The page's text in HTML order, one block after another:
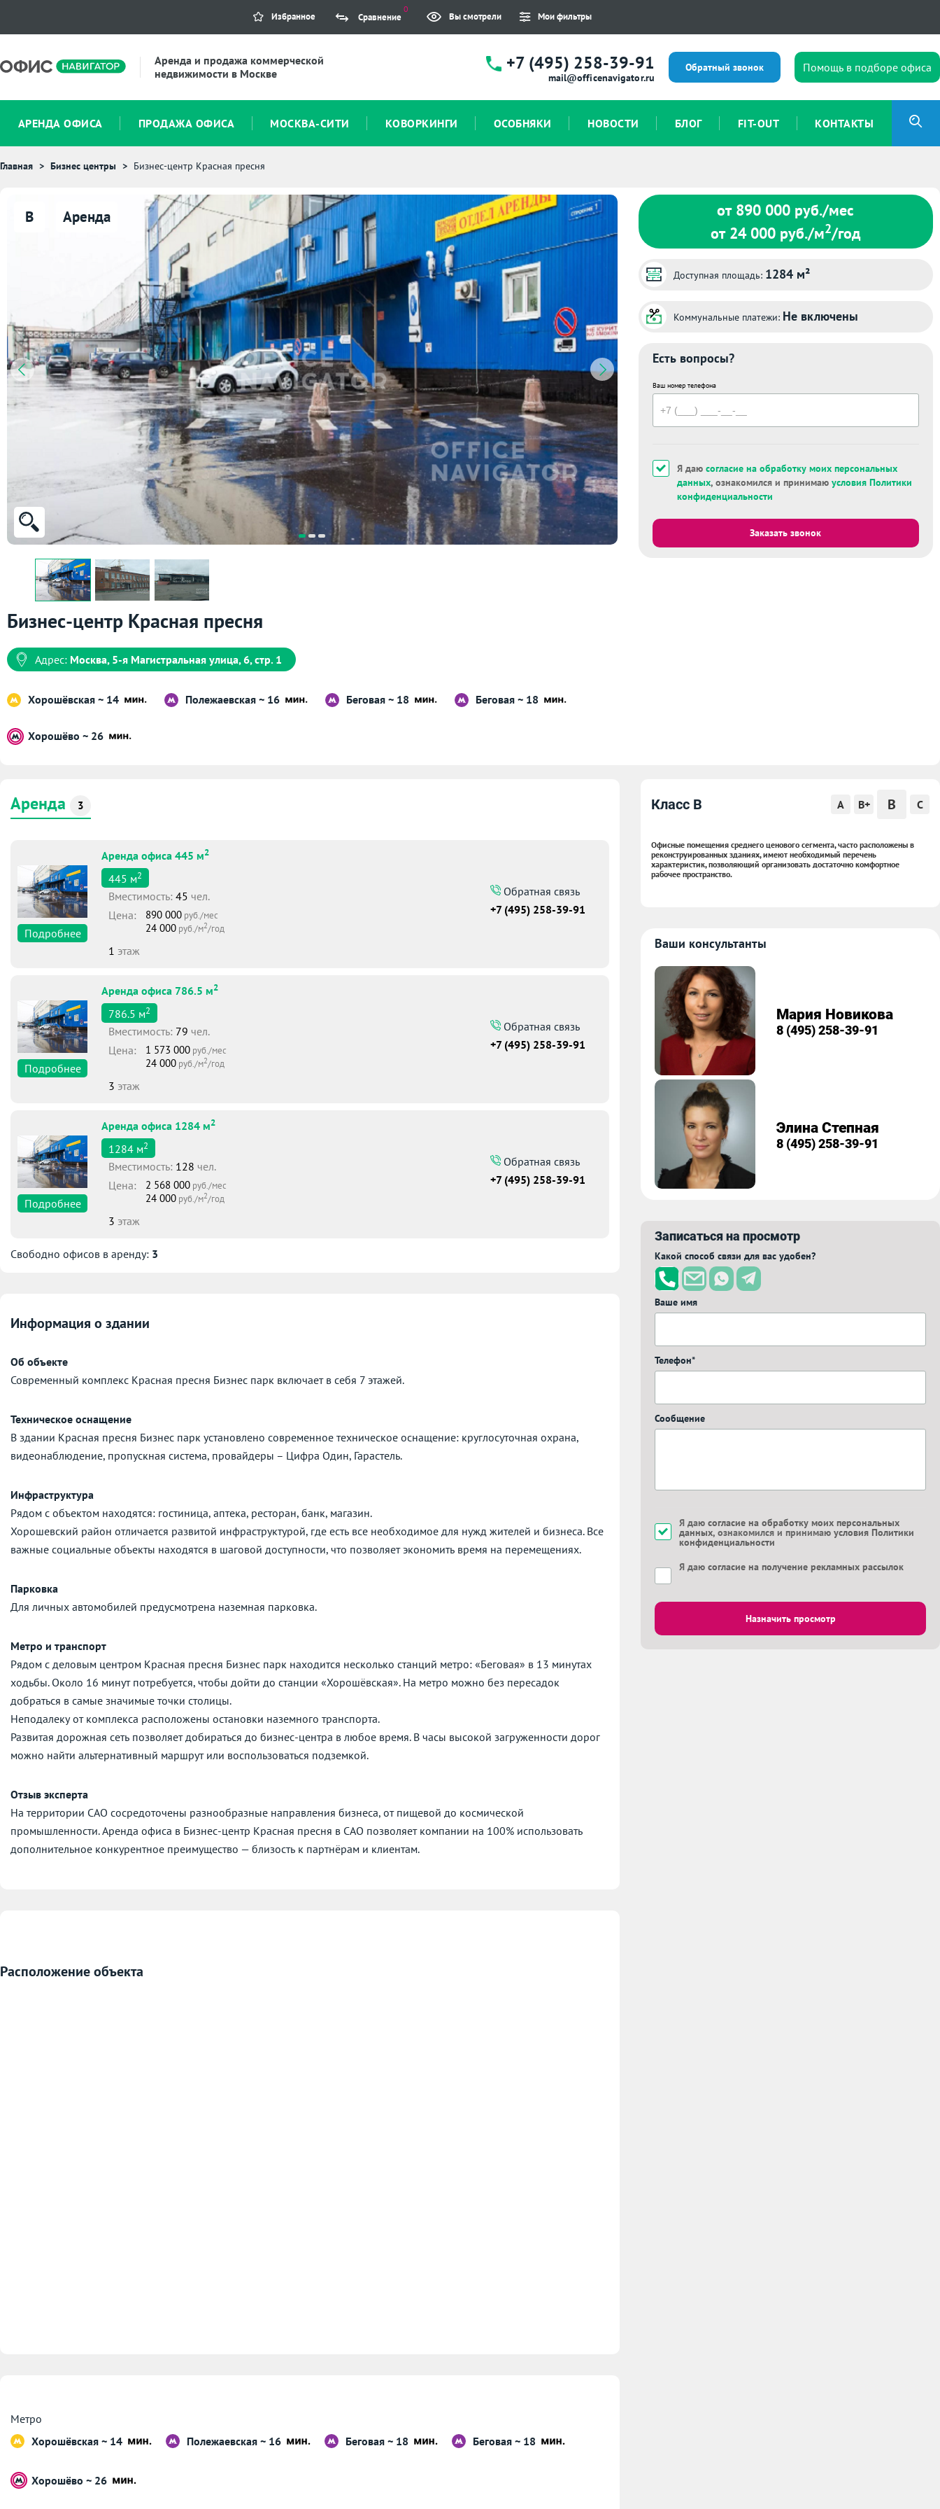
Избранное Сравнение
0
Вы смотрели Мои фильтры
Аренда и продажа коммерческой
недвижимости в Москве
+7 (495) 258-39-91
mail@officenavigator.ru
Обратный звонок Помощь в подборе офиса
АРЕНДА ОФИСА ПРОДАЖА ОФИСА МОСКВА-СИТИ КОВОРКИНГИ ОСОБНЯКИ НОВОСТИ БЛОГ FIT-OUT КОНТАКТЫ
Главная Бизнес центры Бизнес-центр Красная пресня
B Аренда
Бизнес-центр Красная пресня
Адрес: Москва, 5-я Магистральная улица, 6, стр. 1
Хорошёвская ~ 14 Полежаевская ~ 16 Беговая ~ 18 Беговая ~ 18
Хорошёво ~ 26
от 890 000 руб./мес
от 24 000руб./м2/год
Доступная площадь: 1284 м²
Коммунальные платежи: Не включены
Есть вопросы?
Ваш номер телефона
Я даю согласие на обработку моих персональных
данных, ознакомился и принимаю условия Политики
конфиденциальности
Заказать звонок
Аренда 3
Подробнее
Аренда офиса 445 м2
445 м2
Вместимоcть: 45 чел.
Цена:
890 000 руб./мес
24 000 руб./м2/год
1 этаж
Обратная связь
+7 (495) 258-39-91
Подробнее
Аренда офиса 786.5 м2
786.5 м2
Вместимоcть: 79 чел.
Цена:
1 573 000 руб./мес
24 000 руб./м2/год
3 этаж
Обратная связь
+7 (495) 258-39-91
Подробнее
Аренда офиса 1284 м2
1284 м2
Вместимоcть: 128 чел.
Цена:
2 568 000 руб./мес
24 000 руб./м2/год
3 этаж
Обратная связь
+7 (495) 258-39-91
Свободно офисов в аренду: 3
Информация о здании
Об объекте
Современный комплекс Красная пресня Бизнес парк включает в себя 7 этажей.
Техническое оснащение
В здании Красная пресня Бизнес парк установлено современное техническое оснащение: круглосуточная охрана,
видеонаблюдение, пропускная система, провайдеры – Цифра Один, Гарастель.
Инфраструктура
Рядом с объектом находятся: гостиница, аптека, ресторан, банк, магазин.
Хорошевский район отличается развитой инфраструктурой, где есть все необходимое для нужд жителей и бизнеса. Все
важные социальные объекты находятся в шаговой доступности, что позволяет экономить время на перемещениях.
Парковка
Для личных автомобилей предусмотрена наземная парковка.
Метро и транспорт
Рядом с деловым центром Красная пресня Бизнес парк находится несколько станций метро: «Беговая» в 13 минутах
ходьбы. Около 16 минут потребуется, чтобы дойти до станции «Хорошёвская». На метро можно без пересадок
добраться в самые значимые точки столицы.
Неподалеку от комплекса расположены остановки наземного транспорта.
Развитая дорожная сеть позволяет добираться до бизнес-центра в любое время. В часы высокой загруженности дорог
можно найти альтернативный маршрут или воспользоваться подземкой.
Отзыв эксперта
На территории САО сосредоточены разнообразные направления бизнеса, от пищевой до космической
промышленности. Аренда офиса в Бизнес-центр Красная пресня в САО позволяет компании на 100% использовать
дополнительное конкурентное преимущество — близость к партнёрам и клиентам.
Расположение объекта
Метро
Хорошёвская ~ 14
Полежаевская ~ 16 Беговая ~ 18 Беговая ~ 18
Хорошёво ~ 26
Класс B A B+ B C
Офисные помещения среднего ценового сегмента, часто расположены в
реконструированных зданиях, имеют необходимый перечень
характеристик, позволяющий организовать достаточно комфортное
рабочее пространство.
Ваши консультанты
Мария Новикова
8 (495) 258-39-91
Элина Степная
8 (495) 258-39-91
Записаться на просмотр
Какой способ связи для вас удобен?
Ваше имя
Телефон*
Сообщение
Я даю согласие на обработку моих персональных
данных, ознакомился и принимаю условия Политики
конфиденциальности
Я даю согласие на получение рекламных рассылок
Назначить просмотр